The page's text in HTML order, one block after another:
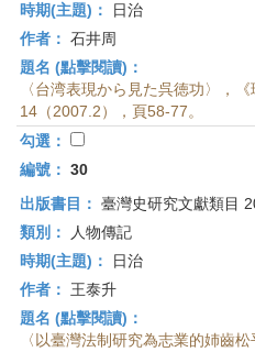
時期(主題)：
日治
作者： 石井周
題名 (點擊閱讀)：
〈台湾表現から見た呉徳功〉，
14（2007.2），頁58-77。
勾選：
編號： 30
出版書目： 臺灣史研究文獻類目
類別：
人物傳記
時期(主題)：
日治
作者：
王泰升
題名 (點擊閱讀)：
〈以臺灣法制研究為志業的姉齒